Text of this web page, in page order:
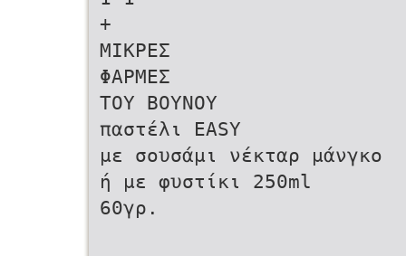
+
ΜΙΚΡΕΣ
ΦΑΡΜΕΣ
ΤΟΥ ΒΟΥΝΟΥ
παστέλι EASY
με σουσάμι νέκταρ μάνγκο
ή με φυστίκι 250ml
60γρ.